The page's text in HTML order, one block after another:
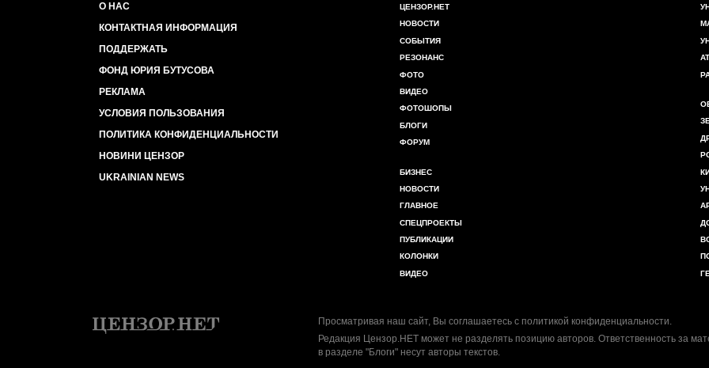
О НАС
КОНТАКТНАЯ ИНФОРМАЦИЯ
ПОДДЕРЖАТЬ
ФОНД ЮРИЯ БУТУСОВА
РЕКЛАМА
УСЛОВИЯ ПОЛЬЗОВАНИЯ
ПОЛИТИКА КОНФИДЕНЦИАЛЬНОСТИ
НОВИНИ ЦЕНЗОР
UKRAINIAN NEWS
ЦЕНЗОР.НЕТ
НОВОСТИ
СОБЫТИЯ
РЕЗОНАНС
ФОТО
ВИДЕО
ФОТОШОПЫ
БЛОГИ
ФОРУМ
БИЗНЕС
НОВОСТИ
ГЛАВНОЕ
СПЕЦПРОЕКТЫ
ПУБЛИКАЦИИ
КОЛОНКИ
ВИДЕО
Просматривая наш сайт, Вы соглашаетесь с политикой конфиденциальности.
Редакция Цензор.НЕТ может не разделять позицию авторов. Ответственность за
в разделе "Блоги" несут авторы текстов.